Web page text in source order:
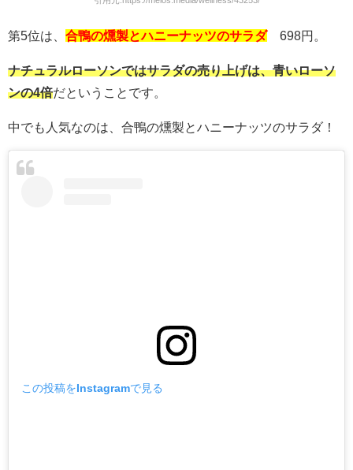
第5位は、 合鴨の燻製とハニーナッツのサラダ698円。
ナチュラルローソンではサラダの売り上げは、青いローソ
ンの4倍だということです。
中でも人気なのは、合鴨の燻製とハニーナッツのサラダ！
この投稿をInstagramで見る